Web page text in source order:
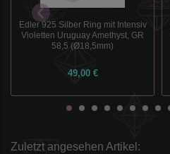
Edler 925 Silber Ring mit Intensiv
Violetten Uruguay Amethyst, GR
58,5 (Ø18,5mm)
49,00 €
Zuletzt angesehen Artikel: